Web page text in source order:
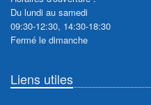
Du lundi au samedi
09:30-12:30, 14:30-18:30
Fermé le dimanche
Liens utiles